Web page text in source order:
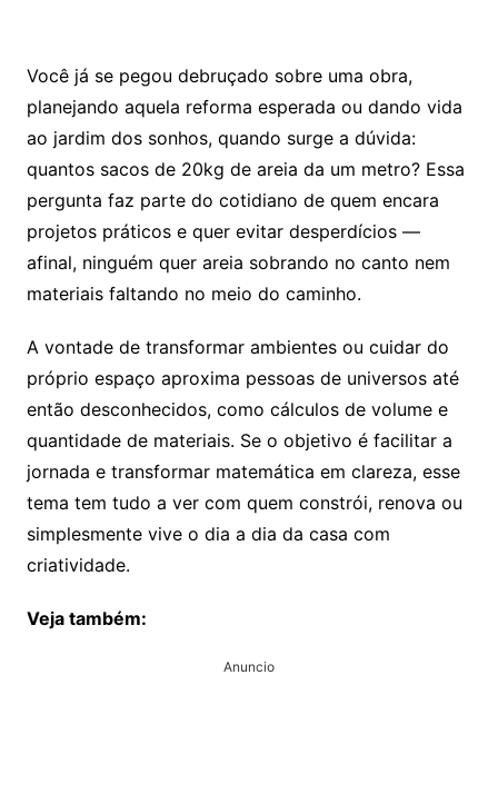
Você já se pegou debruçado sobre uma obra,
planejando aquela reforma esperada ou dando vida
ao jardim dos sonhos, quando surge a dúvida:
quantos sacos de 20kg de areia da um metro? Essa
pergunta faz parte do cotidiano de quem encara
projetos práticos e quer evitar desperdícios —
afinal, ninguém quer areia sobrando no canto nem
materiais faltando no meio do caminho.
A vontade de transformar ambientes ou cuidar do
próprio espaço aproxima pessoas de universos até
então desconhecidos, como cálculos de volume e
quantidade de materiais. Se o objetivo é facilitar a
jornada e transformar matemática em clareza, esse
tema tem tudo a ver com quem constrói, renova ou
simplesmente vive o dia a dia da casa com
criatividade.
Veja também:
Anuncio